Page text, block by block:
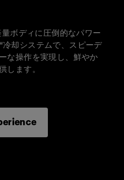
ボディに圧倒的なパワー
却システムで、スピーデ
な操作を実現し、鮮やか
します。